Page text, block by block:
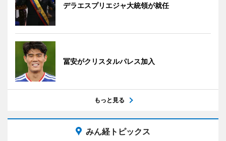
デラエスプリエジャ大統領が就任
冨安がクリスタルパレス加入
もっと見る
みん経トピックス